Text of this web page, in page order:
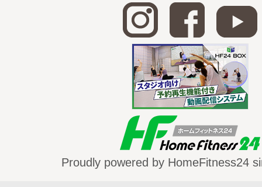
Proudly powered by HomeFitness24